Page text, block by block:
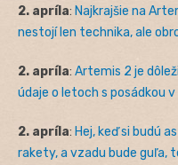
2. apríla: Najkrajšie na
nestojí len technika, ale
2. apríla: Artemis 2 je
údaje o letoch s posádkou
2. apríla: Hej, keď si budú
rakety, a vzadu bude guľa,